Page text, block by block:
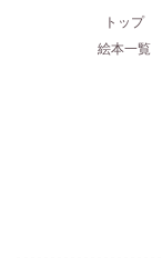
トップ
絵本一覧